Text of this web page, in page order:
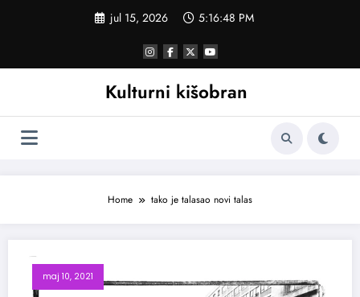
jul 15, 2026 5:16:48 PM
Kulturni kišobran
Home tako je talasao novi talas
maj 10, 2021